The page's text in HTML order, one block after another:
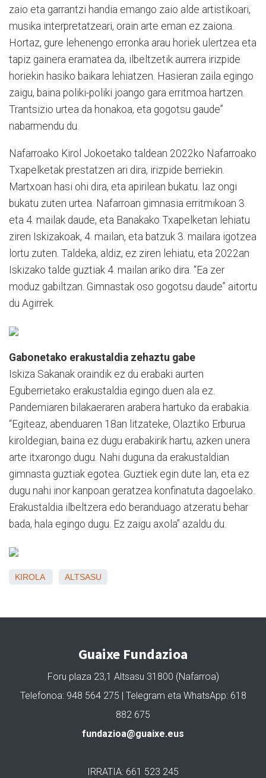
zaio eta garrantzi handia emango zaio alde artistikoari,
musika interpretatzeari, orain arte eman ez zaiona.
Hortaz, gure lehenengo erronka arau horiek ulertzea eta
tapiz gainera eramatea da, ilbeltzetik aurrera irizpide
horiekin hasiko baikara lehiatzen. Hasieran zaila egingo
zaigu, baina poliki-poliki joango gara erritmoa hartzen.
Trantsizio urtea da honakoa, eta gogotsu gaude”
nabarmendu du.
Nafarroako Kirol Jokoetako taldean 2022ko Nafarroako
Txapelketak prestatzen ari dira, irizpide berriekin.
Martxoan hasi ohi dira, eta apirilean bukatu. Iaz ongi
bukatu zuten urtea. Nafarroan gimnasia erritmikoan 3.
eta 4. mailak daude, eta Banakako Txapelketan lehiatu
ziren Iskizakoak, 4. mailan, eta batzuk 3. mailara igotzea
lortu zuten. Taldeka, aldiz, ez ziren lehiatu, eta 2022an
Iskizako talde guztiak 4. mailan ariko dira. “Ea zer
moduz gabiltzan. Gimnastak oso gogotsu daude” aitortu
du Agirrek.
Gabonetako erakustaldia zehaztu gabe
Iskiza Sakanak oraindik ez du erabaki aurten
Eguberrietako erakustaldia egingo duen ala ez.
Pandemiaren bilakaeraren arabera hartuko da erabakia.
“Egiteaz, abenduaren 18an litzateke, Olaztiko Erburua
kiroldegian, baina ez dugu erabakirik hartu, azken unera
arte itxarongo dugu. Nahi duguna da erakustaldian
gimnasta guztiak egotea. Guztiek egin dute lan, eta ez
dugu nahi inor kanpoan geratzea konfinatuta dagoelako.
Erakustaldia ilbeltzera edo beranduago atzeratu behar
bada, hala egingo dugu. Ez zaigu axola” azaldu du.
KIROLA ALTSASU
Guaixe Fundazioa
Foru plaza 23,1 Altsasu 31800 (Nafarroa)
Telefonoa: 948 564 275 | Telegram eta WhatsApp: 618
882 675
fundazioa@guaixe.eus
IRRATIA: 661 523 245